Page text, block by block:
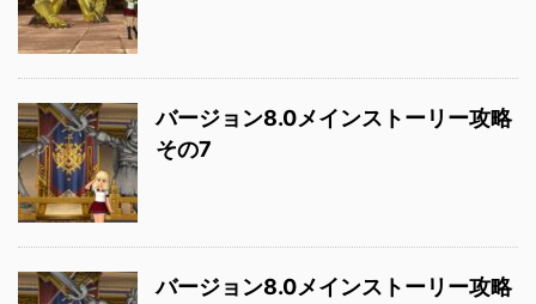
バージョン8.0メインストーリー攻略
その7
バージョン8.0メインストーリー攻略